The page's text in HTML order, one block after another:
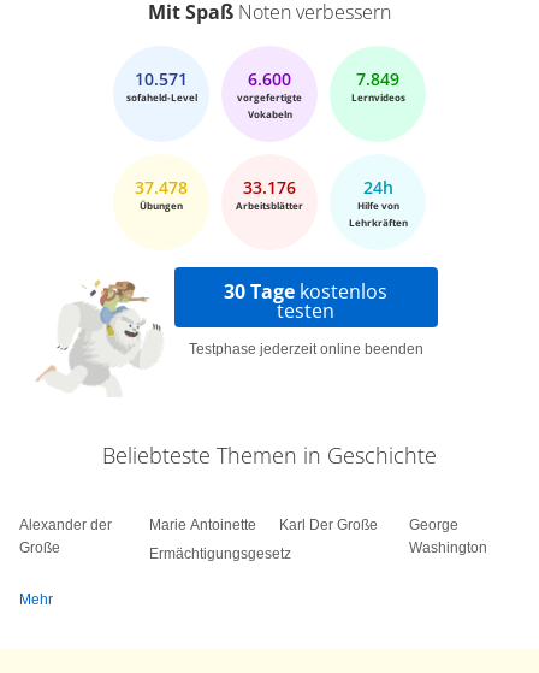
Mit Spaß Noten verbessern
10.571
sofaheld-Level
6.600
vorgefertigte
Vokabeln
7.849
Lernvideos
37.478
Übungen
33.176
Arbeitsblätter
24h
Hilfe von
Lehrkräften
30 Tage kostenlos
testen
Testphase jederzeit online beenden
Beliebteste Themen in Geschichte
Alexander der
Große
Marie Antoinette
Ermächtigungsgesetz
Karl Der Große
George
Washington
Mehr